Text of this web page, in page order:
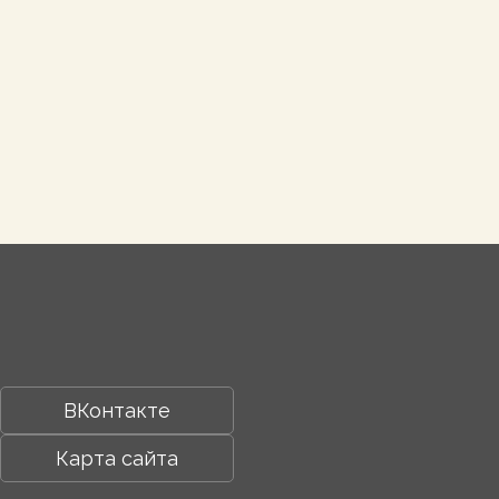
ВКонтакте
Карта сайта